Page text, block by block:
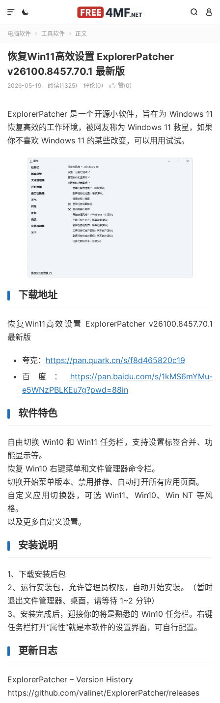
  

电脑软件  工具软件  正文
恢复Win11高效设置 ExplorerPatcher
v26100.8457.70.1 最新版
2026-05-19 阅读(1325) 评论(0)  赞(0)
ExplorerPatcher 是一个开源小软件，旨在为 Windows 11
恢复高效的工作环境，被网友称为 Windows 11 救星，如果
你不喜欢 Windows 11 的某些改变，可以用用试试。
下载地址
恢复Win11高效设置 ExplorerPatcher v26100.8457.70.1
最新版
夸克： https://pan.quark.cn/s/f8d465820c19
百度： https://pan.baidu.com/s/1kMS6mYMu-
e5WNzPBLKEu7g?pwd=88in
软件特色
自由切换 Win10 和 Win11 任务栏，支持设置标签合并、功
能显示等。
恢复 Win10 右键菜单和文件管理器命令栏。
切换开始菜单版本、禁用推荐、自动打开所有应用页面。
自定义应用切换器，可选 Win11、Win10、Win NT 等风
格。
以及更多自定义设置。
安装说明
1、下载安装后包
2、运行安装包，允许管理员权限，自动开始安装。（暂时
退出文件管理器、桌面，请等待 1~2 分钟）
3、安装完成后，迎接你的将是熟悉的 Win10 任务栏。右键
任务栏打开“属性”就是本软件的设置界面，可自行配置。
更新日志
ExplorerPatcher – Version History
https://github.com/valinet/ExplorerPatcher/releases